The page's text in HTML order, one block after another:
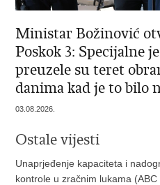
Ministar Božinović
Poskok 3: Specijalne
preuzele su teret
danima kad je to bilo
03.08.2026.
Ostale vijesti
Unaprjeđenje kapaciteta i
kontrole u zračnim lukama (ABC